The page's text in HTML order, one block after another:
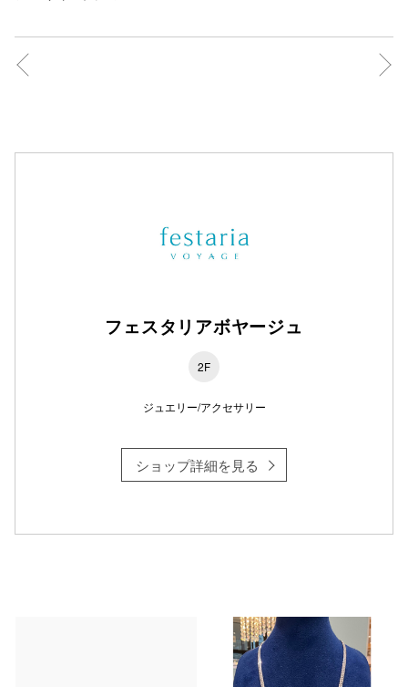
フェスタリアボヤージュ
2F
ジュエリー/アクセサリー
ショップ詳細を見る